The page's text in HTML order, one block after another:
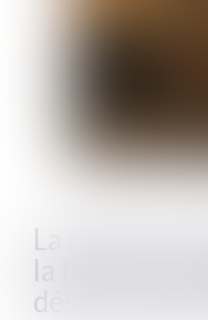
La rupture
la fonction
désormais